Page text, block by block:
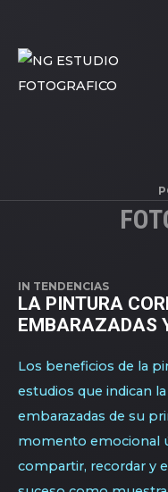
IN TENDENCIAS
LA PINTURA
EMBARAZADAS
Los beneficios de la
estudios que indican
embarazadas de su
momento emocional
compartir, recordar y